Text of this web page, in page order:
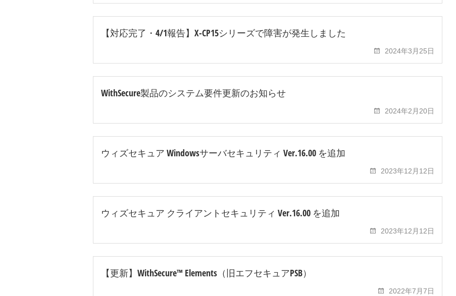
【対応完了・4/1報告】X-CP15シリーズで障害が発生しました
2024年3月25日
WithSecure製品のシステム要件更新のお知らせ
2024年2月20日
ウィズセキュア Windowsサーバセキュリティ Ver.16.00 を追加
2023年12月12日
ウィズセキュア クライアントセキュリティ Ver.16.00 を追加
2023年12月12日
【更新】WithSecure™ Elements（旧エフセキュアPSB）
2022年7月7日